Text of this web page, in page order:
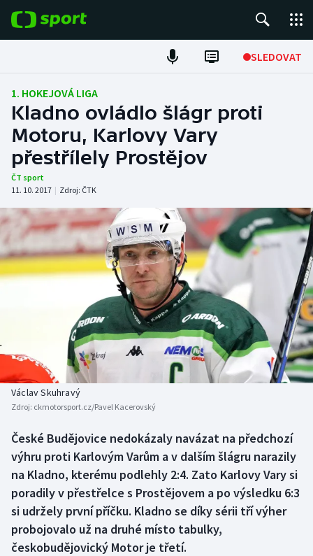
SLEDOVAT
Fotbal
Hokej
Tenis
Atletika
Cyklistika
DALŠÍ SPORTY
Baseball a softbal
Basketbal
Biatlon
Box
Curling
Dostihy
Historické návraty
Aplikace ČT sport
1. HOKEJOVÁ LIGA
Kladno ovládlo šlágr proti
Motoru, Karlovy Vary
přestřílely Prostějov
ČT sport
11. 10. 2017 | Zdroj: ČTK
Václav Skuhravý
Zdroj: ckmotorsport.cz/Pavel Kacerovský
České Budějovice nedokázaly navázat na předchozí
výhru proti Karlovým Varům a v dalším šlágru narazily
na Kladno, kterému podlehly 2:4. Zato Karlovy Vary si
poradily v přestřelce s Prostějovem a po výsledku 6:3
si udržely první příčku. Kladno se díky sérii tří výher
probojovalo už na druhé místo tabulky,
českobudějovický Motor je třetí.